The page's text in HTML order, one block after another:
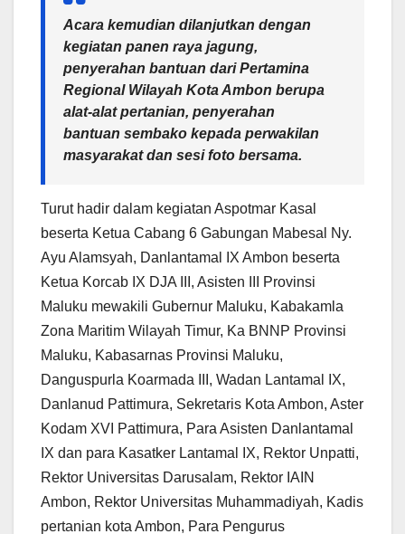
Acara kemudian dilanjutkan dengan
kegiatan panen raya jagung,
penyerahan bantuan dari Pertamina
Regional Wilayah Kota Ambon berupa
alat-alat pertanian, penyerahan
bantuan sembako kepada perwakilan
masyarakat dan sesi foto bersama.
Turut hadir dalam kegiatan Aspotmar Kasal
beserta Ketua Cabang 6 Gabungan Mabesal Ny.
Ayu Alamsyah, Danlantamal IX Ambon beserta
Ketua Korcab IX DJA III, Asisten III Provinsi
Maluku mewakili Gubernur Maluku, Kabakamla
Zona Maritim Wilayah Timur, Ka BNNP Provinsi
Maluku, Kabasarnas Provinsi Maluku,
Danguspurla Koarmada III, Wadan Lantamal IX,
Danlanud Pattimura, Sekretaris Kota Ambon, Aster
Kodam XVI Pattimura, Para Asisten Danlantamal
IX dan para Kasatker Lantamal IX, Rektor Unpatti,
Rektor Universitas Darusalam, Rektor IAIN
Ambon, Rektor Universitas Muhammadiyah, Kadis
pertanian kota Ambon, Para Pengurus